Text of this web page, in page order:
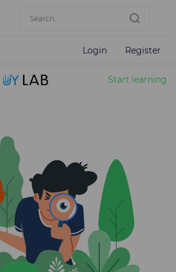
Login Register
Start learning